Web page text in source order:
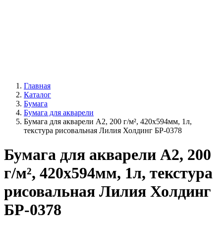
Главная
Каталог
Бумага
Бумага для акварели
Бумага для акварели А2, 200 г/м², 420х594мм, 1л,
текстура рисовальная Лилия Холдинг БР-0378
Бумага для акварели А2, 200
г/м², 420х594мм, 1л, текстура
рисовальная Лилия Холдинг
БР-0378